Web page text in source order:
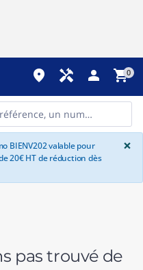
place handyman person shopping_cart0
BIENV202 valable pour
20€ HT de réduction dès
×
pas trouvé de